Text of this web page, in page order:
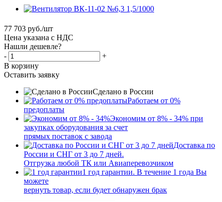
77 703 руб./шт
Цена указана с НДС
Нашли дешевле?
-
+
В корзину
Оставить заявку
Сделано в России
Работаем от 0%
предоплаты
Экономим от 8% - 34% при
закупках оборудования за счет
прямых поставок с завода
Доставка по
России и СНГ от 3 до 7 дней.
Отгрузка любой ТК или Авиаперевозчиком
1 год гарантии. В течение 1 года Вы
можете
вернуть товар, если будет обнаружен брак